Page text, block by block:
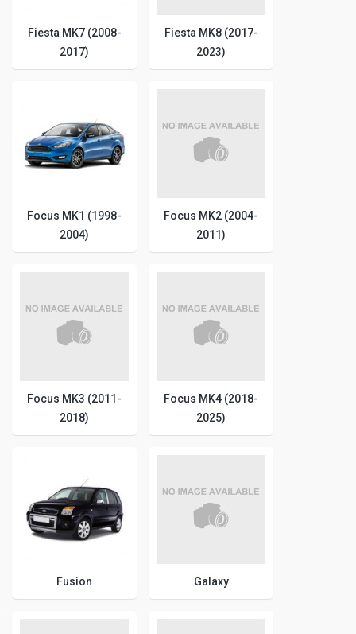
Fiesta MK7 (2008-
2017)
Fiesta MK8 (2017-
2023)
Focus MK1 (1998-
2004)
Focus MK2 (2004-
2011)
Focus MK3 (2011-
2018)
Focus MK4 (2018-
2025)
Fusion Galaxy